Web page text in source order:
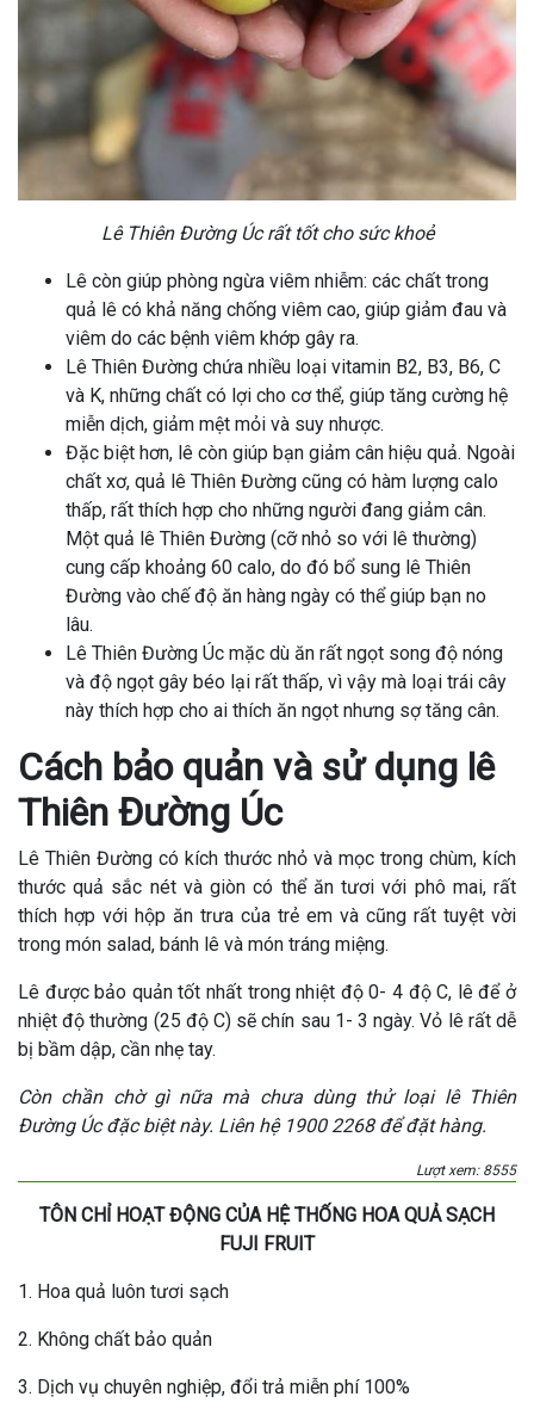
Lê Thiên Đường Úc rất tốt cho sức khoẻ
Lê còn giúp phòng ngừa viêm nhiễm: các chất trong
quả lê có khả năng chống viêm cao, giúp giảm đau và
viêm do các bệnh viêm khớp gây ra.
Lê Thiên Đường chứa nhiều loại vitamin B2, B3, B6, C
và K, những chất có lợi cho cơ thể, giúp tăng cường hệ
miễn dịch, giảm mệt mỏi và suy nhược.
Đặc biệt hơn, lê còn giúp bạn giảm cân hiệu quả. Ngoài
chất xơ, quả lê Thiên Đường cũng có hàm lượng calo
thấp, rất thích hợp cho những người đang giảm cân.
Một quả lê Thiên Đường (cỡ nhỏ so với lê thường)
cung cấp khoảng 60 calo, do đó bổ sung lê Thiên
Đường vào chế độ ăn hàng ngày có thể giúp bạn no
lâu.
Lê Thiên Đường Úc mặc dù ăn rất ngọt song độ nóng
và độ ngọt gây béo lại rất thấp, vì vậy mà loại trái cây
này thích hợp cho ai thích ăn ngọt nhưng sợ tăng cân.
Cách bảo quản và sử dụng lê
Thiên Đường Úc
Lê Thiên Đường có kích thước nhỏ và mọc trong chùm, kích
thước quả sắc nét và giòn có thể ăn tươi với phô mai, rất
thích hợp với hộp ăn trưa của trẻ em và cũng rất tuyệt vời
trong món salad, bánh lê và món tráng miệng.
Lê được bảo quản tốt nhất trong nhiệt độ 0- 4 độ C, lê để ở
nhiệt độ thường (25 độ C) sẽ chín sau 1- 3 ngày. Vỏ lê rất dễ
bị bầm dập, cần nhẹ tay.
Còn chần chờ gì nữa mà chưa dùng thử loại lê Thiên
Đường Úc đặc biệt này. Liên hệ 1900 2268 để đặt hàng.
Lượt xem: 8555
TÔN CHỈ HOẠT ĐỘNG CỦA HỆ THỐNG HOA QUẢ SẠCH
FUJI FRUIT
1. Hoa quả luôn tươi sạch
2. Không chất bảo quản
3. Dịch vụ chuyên nghiệp, đổi trả miễn phí 100%